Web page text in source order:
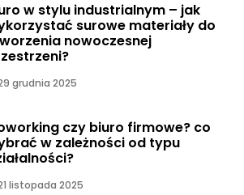
w stylu industrialnym – jak
surowe materiały do
nowoczesnej
grudnia 2025
czy biuro firmowe? co
w zależności od typu
listopada 2025